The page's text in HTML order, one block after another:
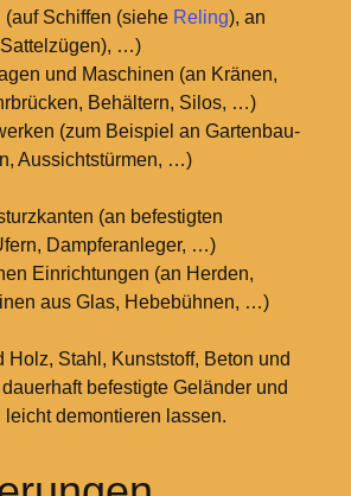
(auf Schiffen (siehe Reling), an
…)
und Maschinen (an Kränen,
Behältern, Silos, …)
(zum Beispiel an Gartenbau-
Aussichtstürmen, …)
(an befestigten
Dampferanleger, …)
Einrichtungen (an Herden,
aus Glas, Hebebühnen, …)
Holz, Stahl, Kunststoff, Beton und
befestigte Geländer und
demontieren lassen.